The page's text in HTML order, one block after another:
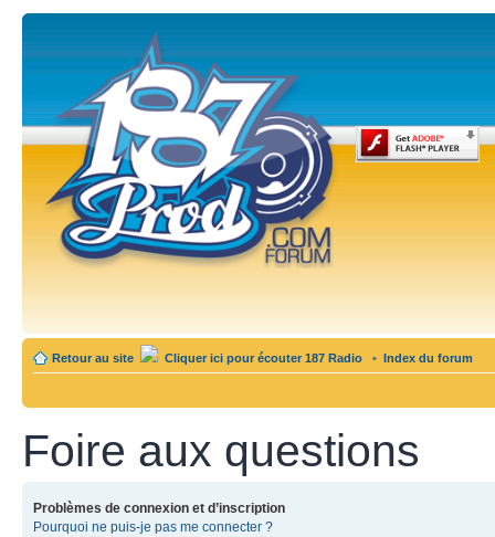
Retour au site Cliquer ici pour écouter 187 Radio • Index du forum
Foire aux questions
Problèmes de connexion et d’inscription
Pourquoi ne puis-je pas me connecter ?